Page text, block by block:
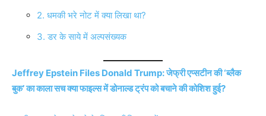
2. धमकी भरे नोट में क्या लिखा था?
3. डर के साये में अल्पसंख्यक
Jeffrey Epstein Files Donald Trump: जेफ्री एप्सटीन की ‘ब्लैक
बुक’ का काला सच क्या फाइल्स में डोनाल्ड ट्रंप को बचाने की कोशिश हुई?